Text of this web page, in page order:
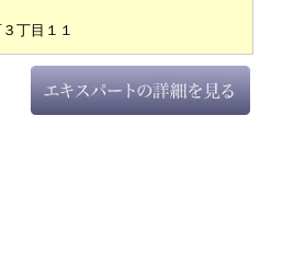
丁目１１